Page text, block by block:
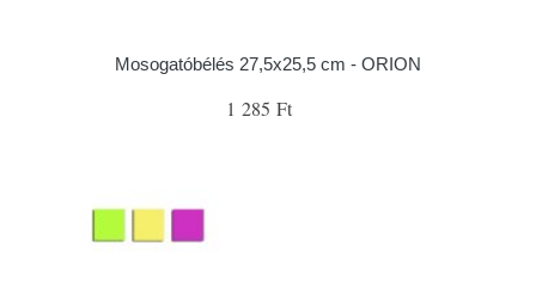
Mosogatóbélés 27,5x25,5 cm - ORION
1 285 Ft